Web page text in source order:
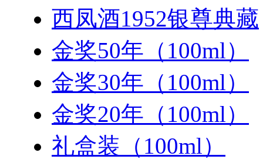
西凤酒1952银尊典藏
金奖50年（100ml）
金奖30年（100ml）
金奖20年（100ml）
礼盒装（100ml）